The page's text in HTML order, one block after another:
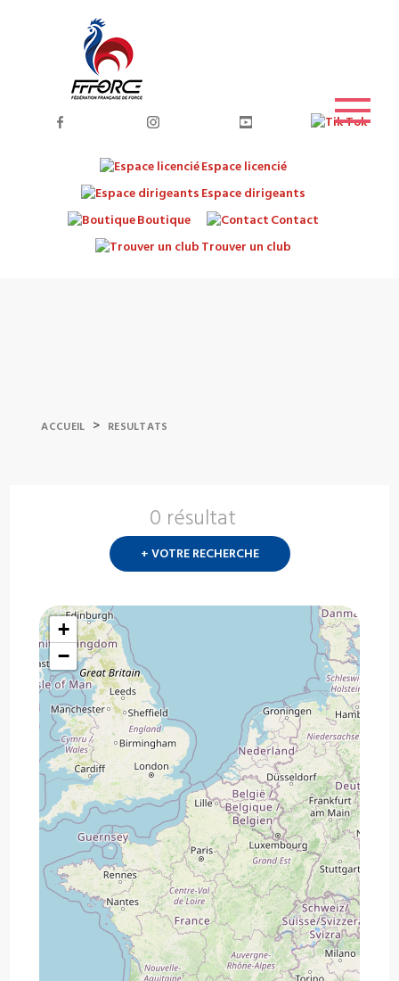
Espace licencié
Espace dirigeants
Boutique
Contact
Trouver un club
ACCUEIL > RESULTATS
0 résultat
+ VOTRE RECHERCHE
+
−